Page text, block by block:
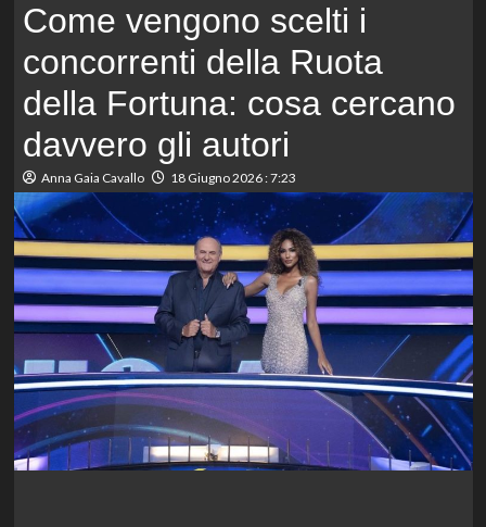
Come vengono scelti i
concorrenti della Ruota
della Fortuna: cosa cercano
davvero gli autori
Anna Gaia Cavallo 18 Giugno 2026 : 7:23